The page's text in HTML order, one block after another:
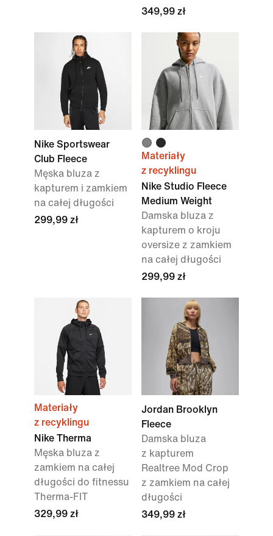
349,99 zł
Nike Sportswear
Club Fleece
Męska bluza z
kapturem i zamkiem
na całej długości
299,99 zł
Materiały
z recyklingu
Nike Studio Fleece
Medium Weight
Damska bluza z
kapturem o kroju
oversize z zamkiem
na całej długości
299,99 zł
Materiały
z recyklingu
Nike Therma
Męska bluza z
zamkiem na całej
długości do fitnessu
Therma-FIT
329,99 zł
Jordan Brooklyn
Fleece
Damska bluza
z kapturem
Realtree Mod Crop
z zamkiem na całej
długości
349,99 zł